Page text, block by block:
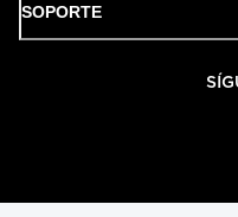
SOPORTE